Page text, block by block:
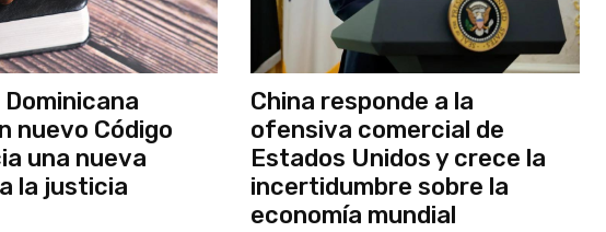
nuevo Código
una nueva
la justicia
China responde a la
ofensiva comercial de
Estados Unidos y crece la
incertidumbre sobre la
economía mundial